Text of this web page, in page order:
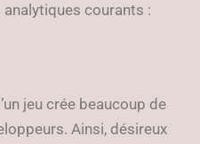
courants :
jeu crée beaucoup de
Ainsi, désireux